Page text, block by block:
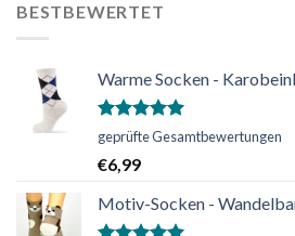
BESTBEWERTET
Warme Socken -
Bewertet
von 5
geprüfte Gesamtbewertungen
€6,99
Motiv-Socken -